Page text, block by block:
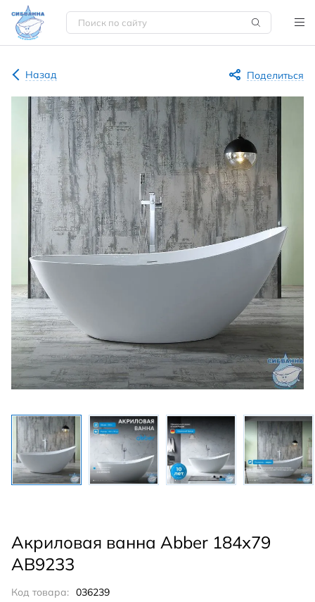
Назад Поделиться
Акриловая ванна Abber 184х79
AB9233
Код товара: 036239